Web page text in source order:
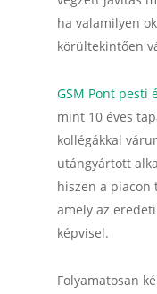
ha valamilyen
körültekintően
GSM Pont pesti
mint 10 éves
kollégákkal
utángyártott
hiszen a piacon
amely az
képvisel.
Folyamatosan